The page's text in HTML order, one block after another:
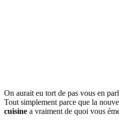
On aurait eu tort de pas vous en
Tout simplement parce que la
cuisine a vraiment de quoi vous